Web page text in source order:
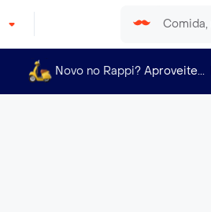
Novo no Rappi? Aproveite...